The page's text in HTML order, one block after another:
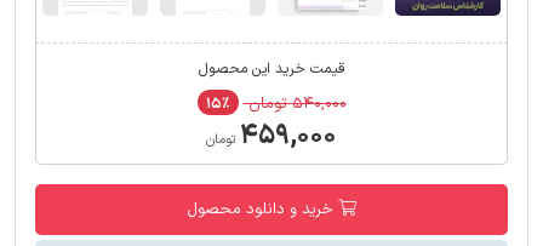
قیمت خرید این محصول
۵۴۰,۰۰۰ تومان ۱۵٪
۴۵۹,۰۰۰ تومان
خرید و دانلود محصول